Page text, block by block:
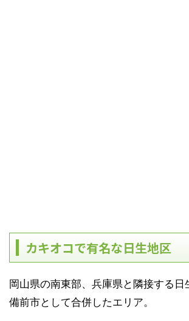
カキオコで有名な日生地区
岡山県の南東部、兵庫県と隣接する
備前市として合併したエリア。